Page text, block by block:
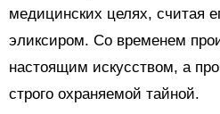
медицинских целях, считая
эликсиром. Со временем
настоящим искусством, а
строго охраняемой тайной.